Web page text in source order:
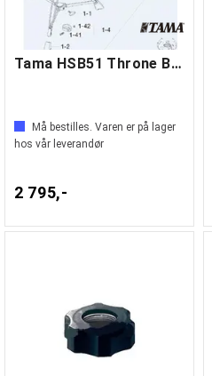
Tama HSB51 Throne Base
Må bestilles. Varen er på lager
hos vår leverandør
2 795,-